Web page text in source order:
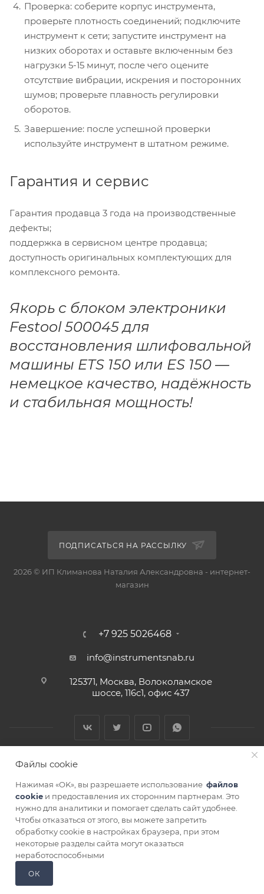
В КОРЗИНУ
Проверка: соберите корпус инструмента,
проверьте плотность соединений; подключите
инструмент к сети; запустите инструмент на
низких оборотах и оставьте включенным без
нагрузки 5-15 минут, после чего оцените
отсутствие вибрации, искрения и посторонних
шумов; проверьте плавность регулировки
оборотов.
Завершение: после успешной проверки
используйте инструмент в штатном режиме.
Гарантия и сервис
Гарантия продавца 3 года на производственные
дефекты;
поддержка в сервисном центре продавца;
доступность оригинальных комплектующих для
комплексного ремонта.
Якорь с блоком электроники
Festool 500045 для
восстановления шлифовальной
машины ETS 150 или ES 150 —
немецкое качество, надёжность
и стабильная мощность!
ПОДПИСАТЬСЯ НА РАССЫЛКУ
2026 © ИП Климанова Наталия Александровна - интернет-
магазин
+7 925 5026468
info@instrumentsnab.ru
125371, Москва, Волоколамское
шоссе, 116с1, офис 437
СОГЛАСИЕ НА ОБРАБОТКУ ПЕРСОНАЛЬНЫХ ДАННЫХ
Файлы cookie
Нажимая «OK», вы разрешаете использование файлов
cookie и предоставления их сторонним партнерам. Это
нужно для аналитики и помогает сделать сайт удобнее.
Чтобы отказаться от этого, вы можете запретить
обработку cookie в настройках браузера, при этом
некоторые разделы сайта могут оказаться
неработоспособными
ОК
Главная
Кабинет